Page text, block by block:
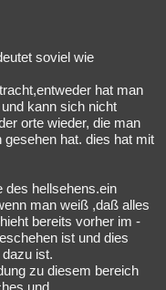
soviel wie
hat man
kann sich nicht
orte wieder, die man
hat. dies hat mit
des hellsehens.ein
man weiß ,daß alles
bereits vorher im -
ist und dies
ist.
zu diesem bereich
und